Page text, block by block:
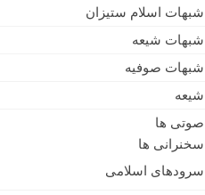
شبهات اسلام ستیزان
شبهات شیعه
شبهات صوفیه
شیعه
صوتی ها
سخنرانی ها
سرودهای اسلامی